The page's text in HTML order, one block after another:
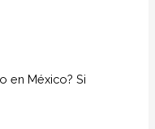
en México? Si